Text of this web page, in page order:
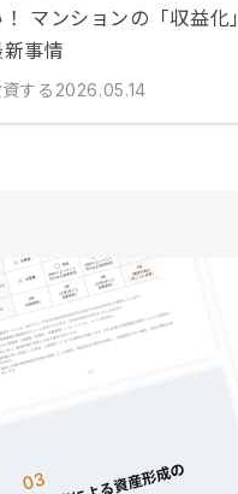
！ マンションの「収益化」
事情
する 2026.05.14